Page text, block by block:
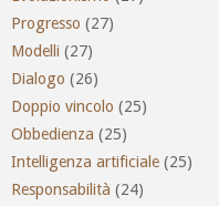
Progresso (27)
Modelli (27)
Dialogo (26)
Doppio vincolo (25)
Obbedienza (25)
Intelligenza artificiale (25)
Responsabilità (24)